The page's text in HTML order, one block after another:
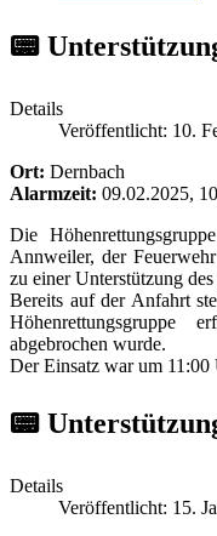
📟
Details
Veröffentlicht: 10.
Ort: Dernbach
Alarmzeit: 09.02.2025,
Die
Annweiler, der
zu einer Unterstützung
Bereits auf der Anfahrt
Höhenrettungsgruppe
abgebrochen wurde.
Der Einsatz war um 11:00
📟
Details
Veröffentlicht: 15.